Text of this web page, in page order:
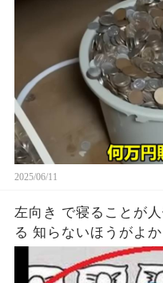
2025/06/11
左向き で寝ることが
る 知らないほうがよ
象がヤバい… 驚くべ
悔